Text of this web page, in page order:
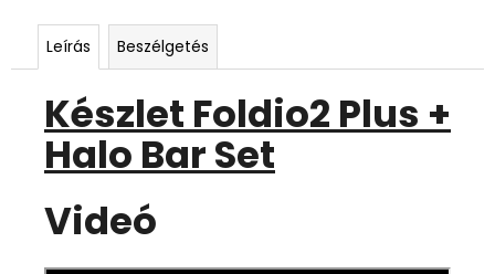
Leírás Beszélgetés
Készlet Foldio2 Plus +
Halo Bar Set
Videó